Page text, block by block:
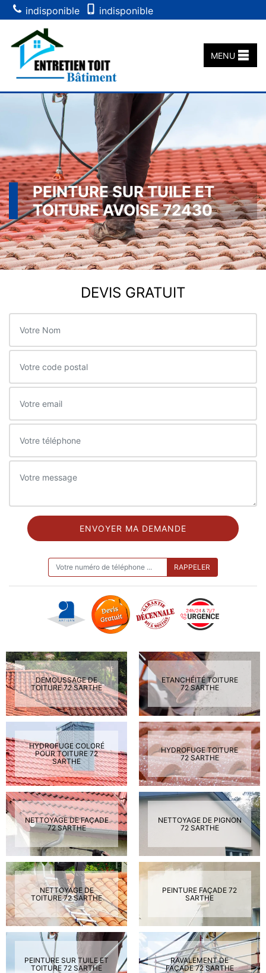
indisponible indisponible
MENU
PEINTURE SUR TUILE ET
TOITURE AVOISE 72430
DEVIS GRATUIT
DEMOUSSAGE DE
TOITURE 72 SARTHE
ETANCHÉITÉ TOITURE
72 SARTHE
HYDROFUGE COLORÉ
POUR TOITURE 72
SARTHE
HYDROFUGE TOITURE
72 SARTHE
NETTOYAGE DE FAÇADE
72 SARTHE
NETTOYAGE DE PIGNON
72 SARTHE
NETTOYAGE DE
TOITURE 72 SARTHE
PEINTURE FAÇADE 72
SARTHE
PEINTURE SUR TUILE ET
TOITURE 72 SARTHE
RAVALEMENT DE
FAÇADE 72 SARTHE